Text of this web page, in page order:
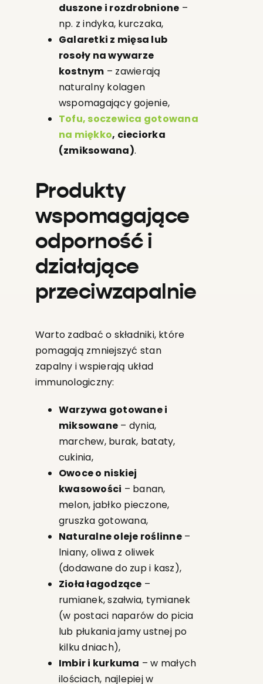
duszone i rozdrobnione –
np. z indyka, kurczaka,
Galaretki z mięsa lub
rosoły na wywarze
kostnym – zawierają
naturalny kolagen
wspomagający gojenie,
Tofu, soczewica gotowana
na miękko, cieciorka
(zmiksowana).
Produkty
wspomagające
odporność i
działające
przeciwzapalnie
Warto zadbać o składniki, które
pomagają zmniejszyć stan
zapalny i wspierają układ
immunologiczny:
Warzywa gotowane i
miksowane – dynia,
marchew, burak, bataty,
cukinia,
Owoce o niskiej
kwasowości – banan,
melon, jabłko pieczone,
gruszka gotowana,
Naturalne oleje roślinne–
lniany, oliwa z oliwek
(dodawane do zup i kasz),
Zioła łagodzące –
rumianek, szałwia, tymianek
(w postaci naparów do picia
lub płukania jamy ustnej po
kilku dniach),
Imbir i kurkuma – w małych
ilościach, najlepiej w